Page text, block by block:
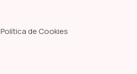
Política de Cookies